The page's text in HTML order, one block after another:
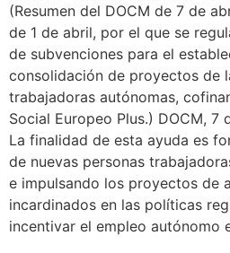
(Resumen del DOCM de 7 de
de 1 de abril, por el que se
de subvenciones para el
consolidación de proyectos de
trabajadoras autónomas,
Social Europeo Plus.) DOCM, 7
La finalidad de esta ayuda es
de nuevas personas
e impulsando los proyectos de
incardinados en las políticas
incentivar el empleo autónomo